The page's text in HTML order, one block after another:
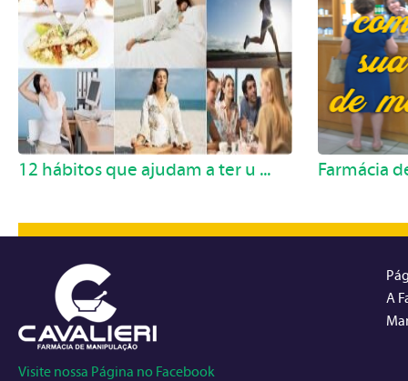
12 hábitos que ajudam a ter u ... Farmácia
Visite nossa Página no Facebook
A